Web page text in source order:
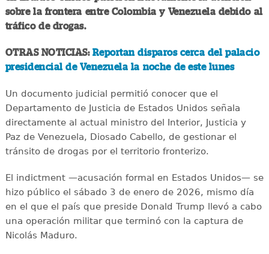
sobre la frontera entre Colombia y Venezuela debido al
tráfico de drogas.
OTRAS NOTICIAS: Reportan disparos cerca del palacio
presidencial de Venezuela la noche de este lunes
Un documento judicial permitió conocer que el
Departamento de Justicia de Estados Unidos señala
directamente al actual ministro del Interior, Justicia y
Paz de Venezuela, Diosado Cabello, de gestionar el
tránsito de drogas por el territorio fronterizo.
El indictment —acusación formal en Estados Unidos— se
hizo público el sábado 3 de enero de 2026, mismo día
en el que el país que preside Donald Trump llevó a cabo
una operación militar que terminó con la captura de
Nicolás Maduro.